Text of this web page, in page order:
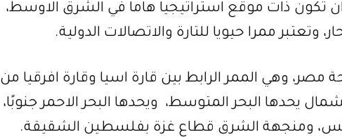
تكون ذات موقع استراتيجيا هاما في الشرق الاوسط،
وتعتبر ممرا حيويا للتارة والاتصالات الدولية.
٦% من مساحة مصر، وهي الممر الرابط بين قارة اسيا وقارة افرقيا من
يحدها البحر المتوسط، ويحدها البحر الاحمر جنوبًا،
ومنجهة الشرق قطاع غزة بفلسطين الشقيقة.